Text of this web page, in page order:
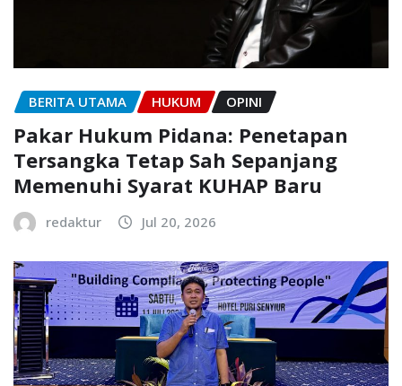
BERITA UTAMA HUKUM OPINI
Pakar Hukum Pidana: Penetapan
Tersangka Tetap Sah Sepanjang
Memenuhi Syarat KUHAP Baru
redaktur Jul 20, 2026